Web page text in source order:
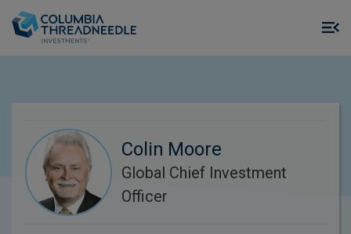
Colin Moore
Global Chief Investment
Officer